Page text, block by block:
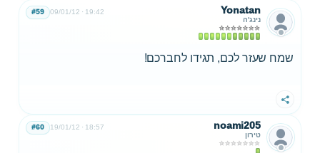
Yonatan
נינג'ה
09/01/12 19:42
#59
שמח שעזר לכם, תגידו לחברכם!
שתף
noami205
טירון
19/01/12 18:57
#60